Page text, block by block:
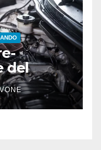
del